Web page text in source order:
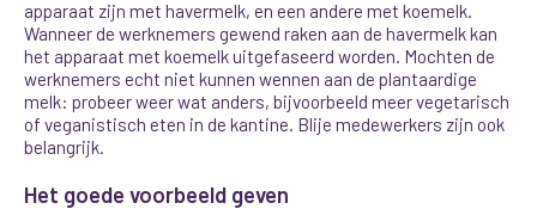
apparaat zijn met havermelk, en een andere met koemelk.
Wanneer de werknemers gewend raken aan de havermelk kan
het apparaat met koemelk uitgefaseerd worden. Mochten de
werknemers echt niet kunnen wennen aan de plantaardige
melk: probeer weer wat anders, bijvoorbeeld meer vegetarisch
of veganistisch eten in de kantine. Blije medewerkers zijn ook
belangrijk.
Het goede voorbeeld geven